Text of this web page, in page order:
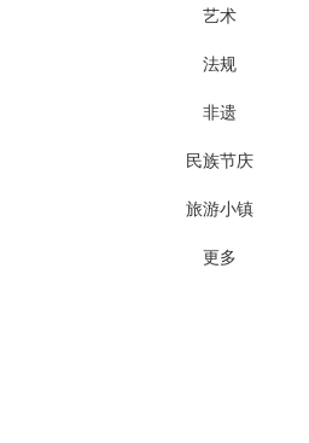
艺术
法规
非遗
民族节庆
旅游小镇
更多